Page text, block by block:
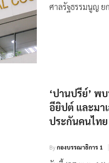
ศาลรัฐธรรมนูญ ย
‘ปานปรีย์’ พ
อียิปต์ และมา
ประกันคนไทย
Byกองบรรณาธิการ 1